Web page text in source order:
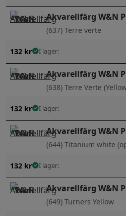
Akvarellfärg W&N
(637) Terre verte
132 kr I lager:
Akvarellfärg W&N
(638) Terre Verte
132 kr I lager:
Akvarellfärg W&N
(644) Titanium white
132 kr I lager:
Akvarellfärg W&N
(649) Turners Yellow